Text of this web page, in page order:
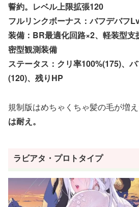
誓約。レベル上限拡張120
フルリンクボーナス：バフデバフ
装備：BR最適化回路×2、 軽装型支
密型観測装備
ステータス：クリ率100%(175)、
(120)、残りHP
規制版はめちゃくちゃ髪の毛が増え
は耐え。
ラビアタ・プロトタイプ